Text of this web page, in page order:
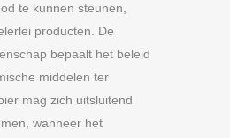
te kunnen steunen,
producten. De
bepaalt het beleid
middelen ter
mag zich uitsluitend
wanneer het